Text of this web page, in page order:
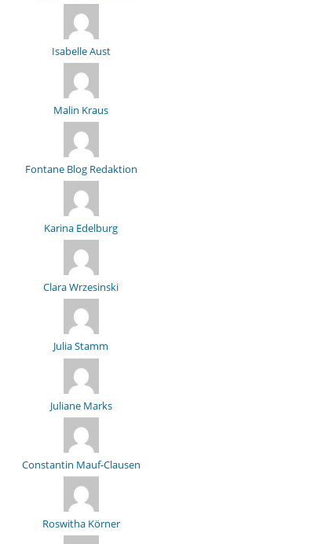
Isabelle Aust
Malin Kraus
Fontane Blog Redaktion
Karina Edelburg
Clara Wrzesinski
Julia Stamm
Juliane Marks
Constantin Mauf-Clausen
Roswitha Körner